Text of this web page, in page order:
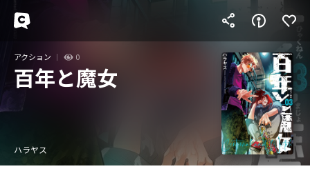
アクション 0
百年と魔女
ハラヤス